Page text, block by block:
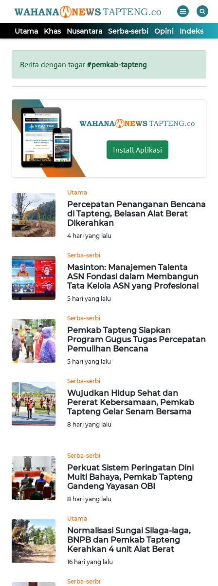
Utama Khas Nusantara Serba-serbi Opini Indeks
Berita dengan tagar#pemkab-tapteng
Install Aplikasi
Utama
Percepatan Penanganan Bencana
di Tapteng, Belasan Alat Berat
Dikerahkan
4 hari yang lalu
Serba-serbi
Masinton: Manajemen Talenta
ASN Fondasi dalam Membangun
Tata Kelola ASN yang Profesional
5 hari yang lalu
Serba-serbi
Pemkab Tapteng Siapkan
Program Gugus Tugas Percepatan
Pemulihan Bencana
5 hari yang lalu
Serba-serbi
Wujudkan Hidup Sehat dan
Pererat Kebersamaan, Pemkab
Tapteng Gelar Senam Bersama
8 hari yang lalu
Serba-serbi
Perkuat Sistem Peringatan Dini
Multi Bahaya, Pemkab Tapteng
Gandeng Yayasan OBI
8 hari yang lalu
Utama
Normalisasi Sungai Silaga-laga,
BNPB dan Pemkab Tapteng
Kerahkan 4 unit Alat Berat
16 hari yang lalu
Serba-serbi
Tutup
UTAMA
KHAS
NUSANTARA
SERBA-
SERBI
OPINI
Informasi
INDEKS
BERITA
KONTAK
KAMI
INFO
IKLAN
TENTANG
PEDOMAN
MEDIA
SIBER
KARIR
DISCLAIMER
Wahana
News
Regional
WN